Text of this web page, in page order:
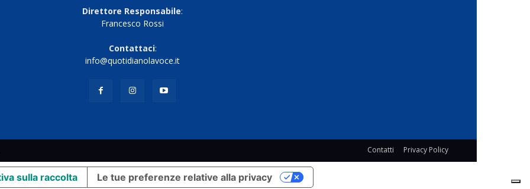
Direttore Responsabile:
Francesco Rossi
Contattaci:
info@quotidianolavoce.it
Contatti Privacy Policy
sulla raccolta Le tue preferenze relative alla privacy